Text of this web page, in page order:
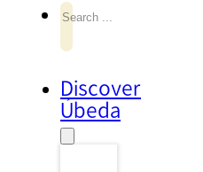
Search
Discover
Úbeda